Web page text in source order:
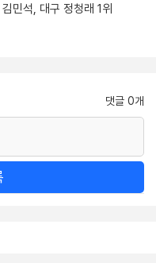
민석, 대구 정청래 1위
댓글 0개